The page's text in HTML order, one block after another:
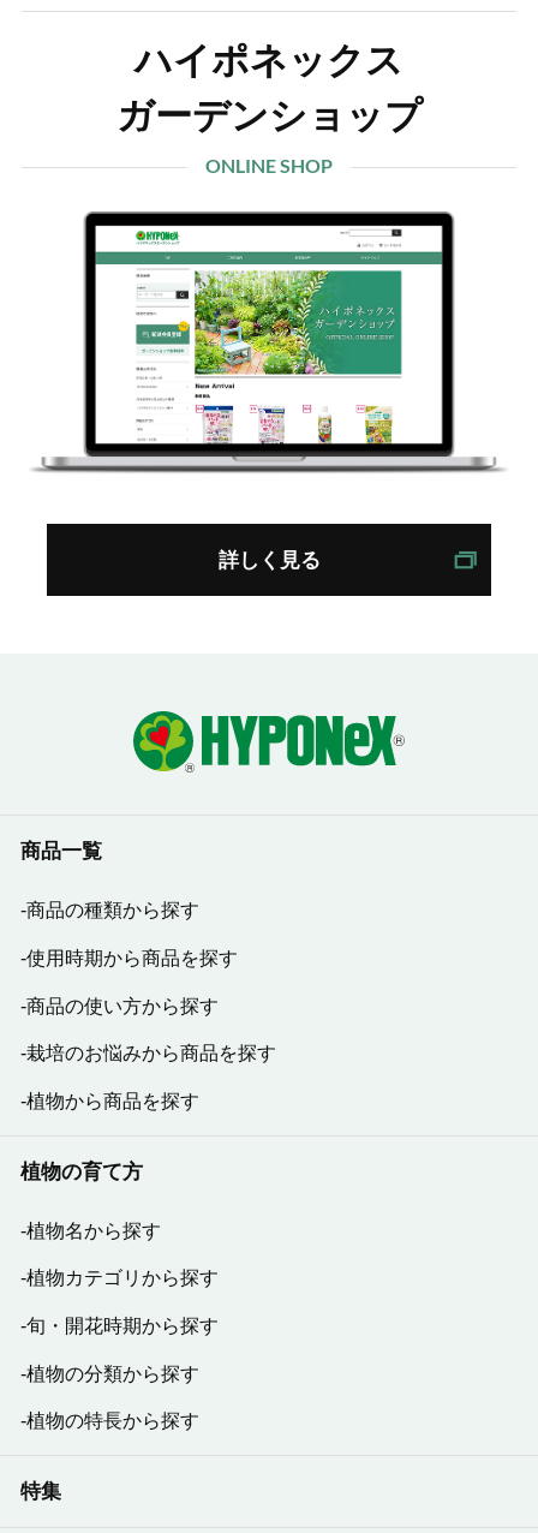
ハイポネックス
ガーデンショップ
ONLINE SHOP
詳しく見る
商品一覧
商品の種類から探す
使用時期から商品を探す
商品の使い方から探す
栽培のお悩みから商品を探す
植物から商品を探す
植物の育て方
植物名から探す
植物カテゴリから探す
旬・開花時期から探す
植物の分類から探す
植物の特長から探す
特集